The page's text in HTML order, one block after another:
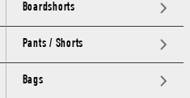
Boardshorts
Pants / Shorts
Bags